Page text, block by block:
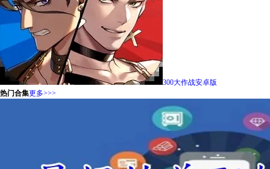
300大作战安卓版
热门合集更多>>>